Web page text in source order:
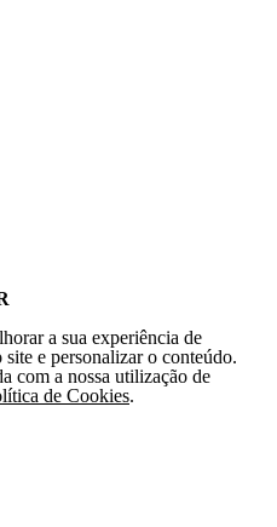
a sua experiência de
e personalizar o conteúdo.
com a nossa utilização de
de Cookies.